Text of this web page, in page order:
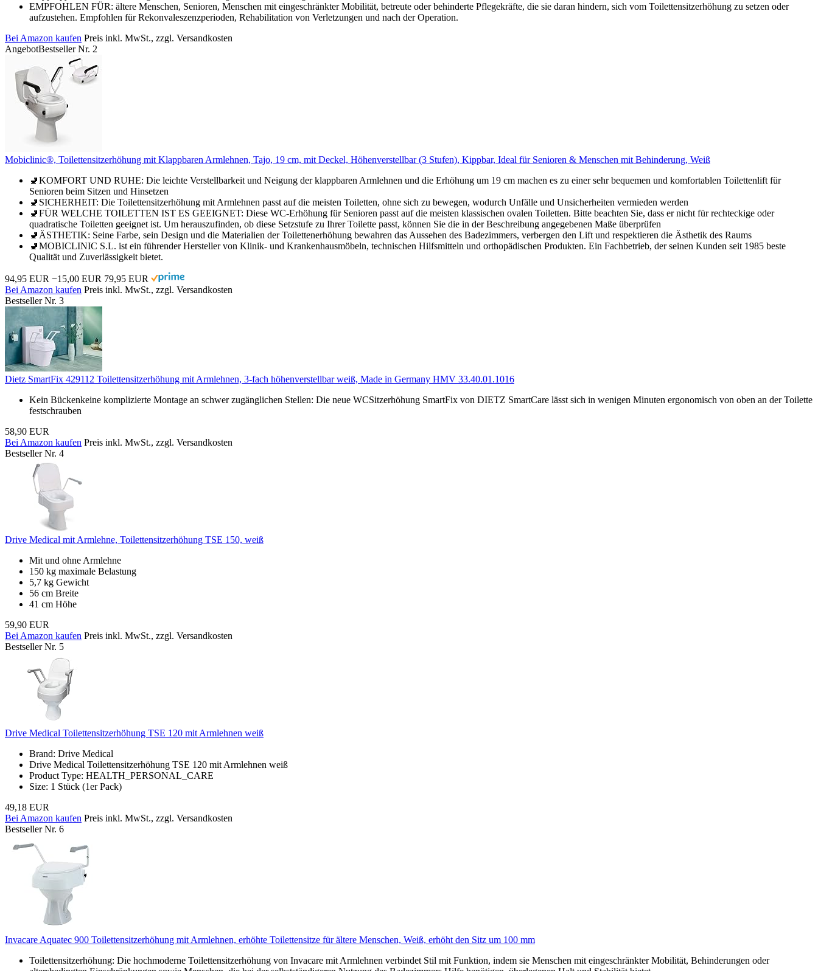
EMPFOHLEN FÜR: ältere Menschen, Senioren, Menschen mit eingeschränkter Mobilität, betreute oder behinderte Pflegekräfte, die sie daran hindern, sich vom Toilettensitzerhöhung zu setzen oder
aufzustehen. Empfohlen für Rekonvaleszenzperioden, Rehabilitation von Verletzungen und nach der Operation.
Bei Amazon kaufen Preis inkl. MwSt., zzgl. Versandkosten
AngebotBestseller Nr. 2
Mobiclinic®, Toilettensitzerhöhung mit Klappbaren Armlehnen, Tajo, 19 cm, mit Deckel, Höhenverstellbar (3 Stufen), Kippbar, Ideal für Senioren & Menschen mit Behinderung, Weiß
🚽KOMFORT UND RUHE: Die leichte Verstellbarkeit und Neigung der klappbaren Armlehnen und die Erhöhung um 19 cm machen es zu einer sehr bequemen und komfortablen Toilettenlift für
Senioren beim Sitzen und Hinsetzen
🚽SICHERHEIT: Die Toilettensitzerhöhung mit Armlehnen passt auf die meisten Toiletten, ohne sich zu bewegen, wodurch Unfälle und Unsicherheiten vermieden werden
🚽FÜR WELCHE TOILETTEN IST ES GEEIGNET: Diese WC-Erhöhung für Senioren passt auf die meisten klassischen ovalen Toiletten. Bitte beachten Sie, dass er nicht für rechteckige oder
quadratische Toiletten geeignet ist. Um herauszufinden, ob diese Setzstufe zu Ihrer Toilette passt, können Sie die in der Beschreibung angegebenen Maße überprüfen
🚽ÄSTHETIK: Seine Farbe, sein Design und die Materialien der Toilettenerhöhung bewahren das Aussehen des Badezimmers, verbergen den Lift und respektieren die Ästhetik des Raums
🚽MOBICLINIC S.L. ist ein führender Hersteller von Klinik- und Krankenhausmöbeln, technischen Hilfsmitteln und orthopädischen Produkten. Ein Fachbetrieb, der seinen Kunden seit 1985 beste
Qualität und Zuverlässigkeit bietet.
94,95 EUR −15,00 EUR 79,95 EUR
Bei Amazon kaufen Preis inkl. MwSt., zzgl. Versandkosten
Bestseller Nr. 3
Dietz SmartFix 429112 Toilettensitzerhöhung mit Armlehnen, 3-fach höhenverstellbar weiß, Made in Germany HMV 33.40.01.1016
Kein Bückenkeine komplizierte Montage an schwer zugänglichen Stellen: Die neue WCSitzerhöhung SmartFix von DIETZ SmartCare lässt sich in wenigen Minuten ergonomisch von oben an der Toilette
festschrauben
58,90 EUR
Bei Amazon kaufen Preis inkl. MwSt., zzgl. Versandkosten
Bestseller Nr. 4
Drive Medical mit Armlehne, Toilettensitzerhöhung TSE 150, weiß
Mit und ohne Armlehne
150 kg maximale Belastung
5,7 kg Gewicht
56 cm Breite
41 cm Höhe
59,90 EUR
Bei Amazon kaufen Preis inkl. MwSt., zzgl. Versandkosten
Bestseller Nr. 5
Drive Medical Toilettensitzerhöhung TSE 120 mit Armlehnen weiß
Brand: Drive Medical
Drive Medical Toilettensitzerhöhung TSE 120 mit Armlehnen weiß
Product Type: HEALTH_PERSONAL_CARE
Size: 1 Stück (1er Pack)
49,18 EUR
Bei Amazon kaufen Preis inkl. MwSt., zzgl. Versandkosten
Bestseller Nr. 6
Invacare Aquatec 900 Toilettensitzerhöhung mit Armlehnen, erhöhte Toilettensitze für ältere Menschen, Weiß, erhöht den Sitz um 100 mm
Toilettensitzerhöhung: Die hochmoderne Toilettensitzerhöhung von Invacare mit Armlehnen verbindet Stil mit Funktion, indem sie Menschen mit eingeschränkter Mobilität, Behinderungen oder